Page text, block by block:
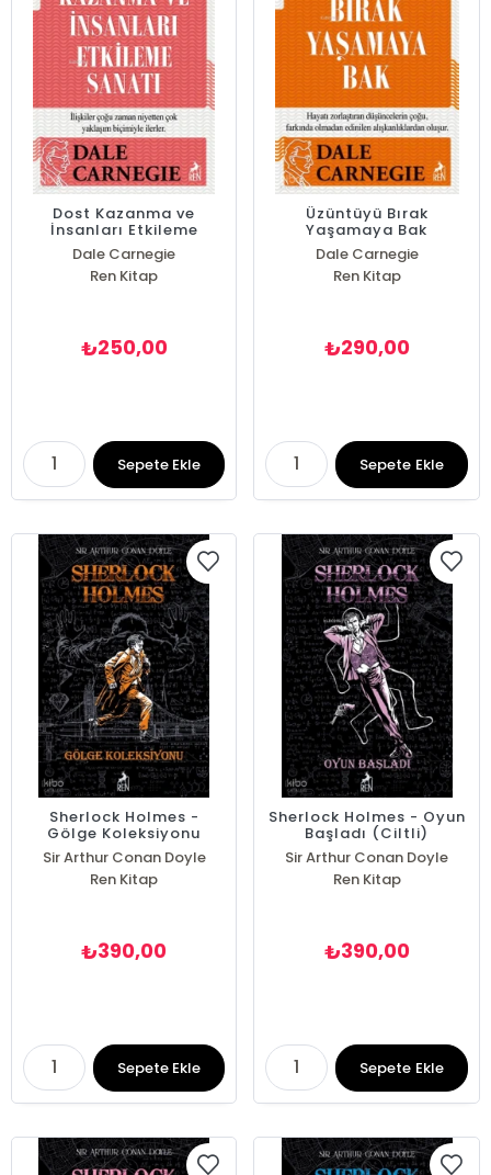
Dost Kazanma ve
İnsanları Etkileme
Sanatı
Dale Carnegie
Ren Kitap
₺250,00
Sepete Ekle
Üzüntüyü Bırak
Yaşamaya Bak
Dale Carnegie
Ren Kitap
₺290,00
Sepete Ekle
Sherlock Holmes -
Gölge Koleksiyonu
(Ciltli)
Sir Arthur Conan Doyle
Ren Kitap
₺390,00
Sepete Ekle
Sherlock Holmes - Oyun
Başladı (Ciltli)
Sir Arthur Conan Doyle
Ren Kitap
₺390,00
Sepete Ekle